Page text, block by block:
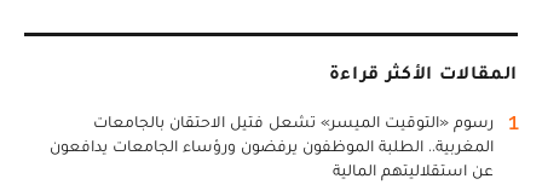
المقالات الأكثر قراءة
1
رسوم «التوقيت الميسر» تشعل فتيل الاحتقان بالجامعات
المغربية.. الطلبة الموظفون يرفضون ورؤساء الجامعات يدافعون
عن استقلاليتهم المالية